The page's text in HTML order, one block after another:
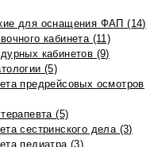
для оснащения ФАП (14)
кабинета (11)
кабинетов (9)
(5)
предрейсовых осмотров
(5)
сестринского дела (3)
педиатра (3)